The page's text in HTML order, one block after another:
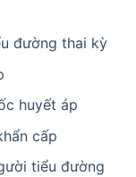
đường thai kỳ
huyết áp
cấp
tiểu đường